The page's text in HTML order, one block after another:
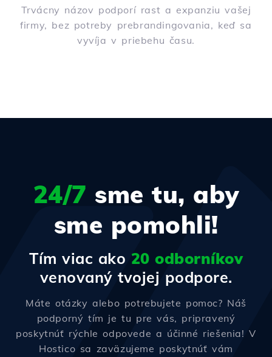
Trvácny názov podporí rast a expanziu vašej
firmy, bez potreby prebrandingovania, keď sa
vyvíja v priebehu času.
24/7 sme tu, aby
sme pomohli!
Tím viac ako 20 odborníkov
venovaný tvojej podpore.
Máte otázky alebo potrebujete pomoc? Náš
podporný tím je tu pre vás, pripravený
poskytnúť rýchle odpovede a účinné riešenia! V
Hostico sa zaväzujeme poskytnúť vám